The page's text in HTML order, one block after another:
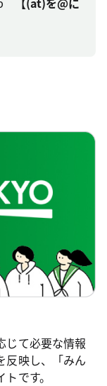
じて必要な情報
反映し、「みん
です。